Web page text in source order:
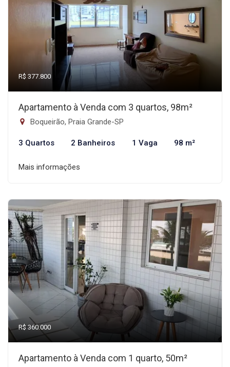
R$ 377.800
Apartamento à Venda com 3 quartos, 98m²
Boqueirão, Praia Grande-SP
3 Quartos 2 Banheiros 1 Vaga 98 m²
Mais informações
R$ 360.000
Apartamento à Venda com 1 quarto, 50m²